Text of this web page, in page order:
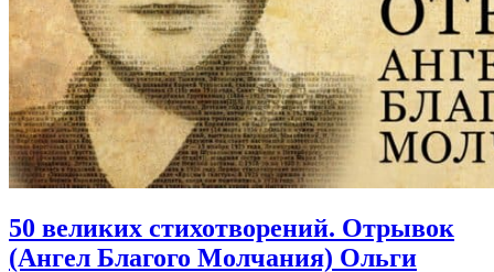
50 великих стихотворений. Отрывок
(Ангел Благого Молчания) Ольги